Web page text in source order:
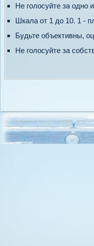
Не голосуйте за одно
Шкала от 1 до 10. 1 -
Будьте объективны,
Не голосуйте за